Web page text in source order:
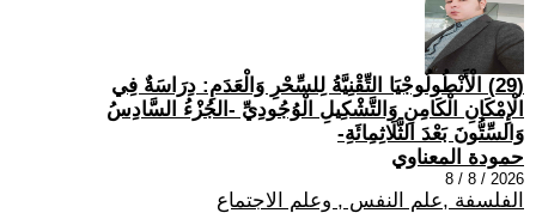
(29) الْأَنْطُولُوجْيَا التِّقْنِيَّةُ لِلسِّحْرِ وَالْعَدَمِ: دِرَاسَةٌ فِي
الْإِمْكَانِ الْكَامِنِ وَالتَّشْكِيلِ الْوُجُودِيِّ -الجُزْءُ السَّادِسُ
وَالسِّتُّونَ بَعْدَ الثَّلَاثِمِائَةِ-
حمودة المعناوي
2026 / 8 / 8
الفلسفة ,علم النفس , وعلم الاجتماع